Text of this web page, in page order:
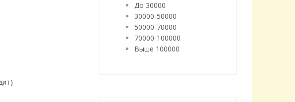
До 30000
30000-50000
50000-70000
70000-100000
Выше 100000